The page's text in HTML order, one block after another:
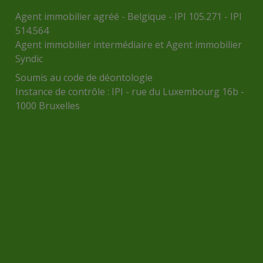
Agent immobilier agréé - Belgique - IPI 105.271 - IPI
514.564
Agent immobilier intermédiaire et Agent immobilier
Syndic
Soumis au code de déontologie
Instance de contrôle : IPI - rue du Luxembourg 16b -
1000 Bruxelles